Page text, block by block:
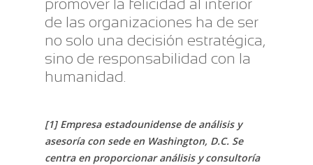
promover la felicidad al interior
de las organizaciones ha de ser
no solo una decisión estratégica,
sino de responsabilidad con la
humanidad.
[1] Empresa estadounidense de análisis y
asesoría con sede en Washington, D.C. Se
centra en proporcionar análisis y consultoría